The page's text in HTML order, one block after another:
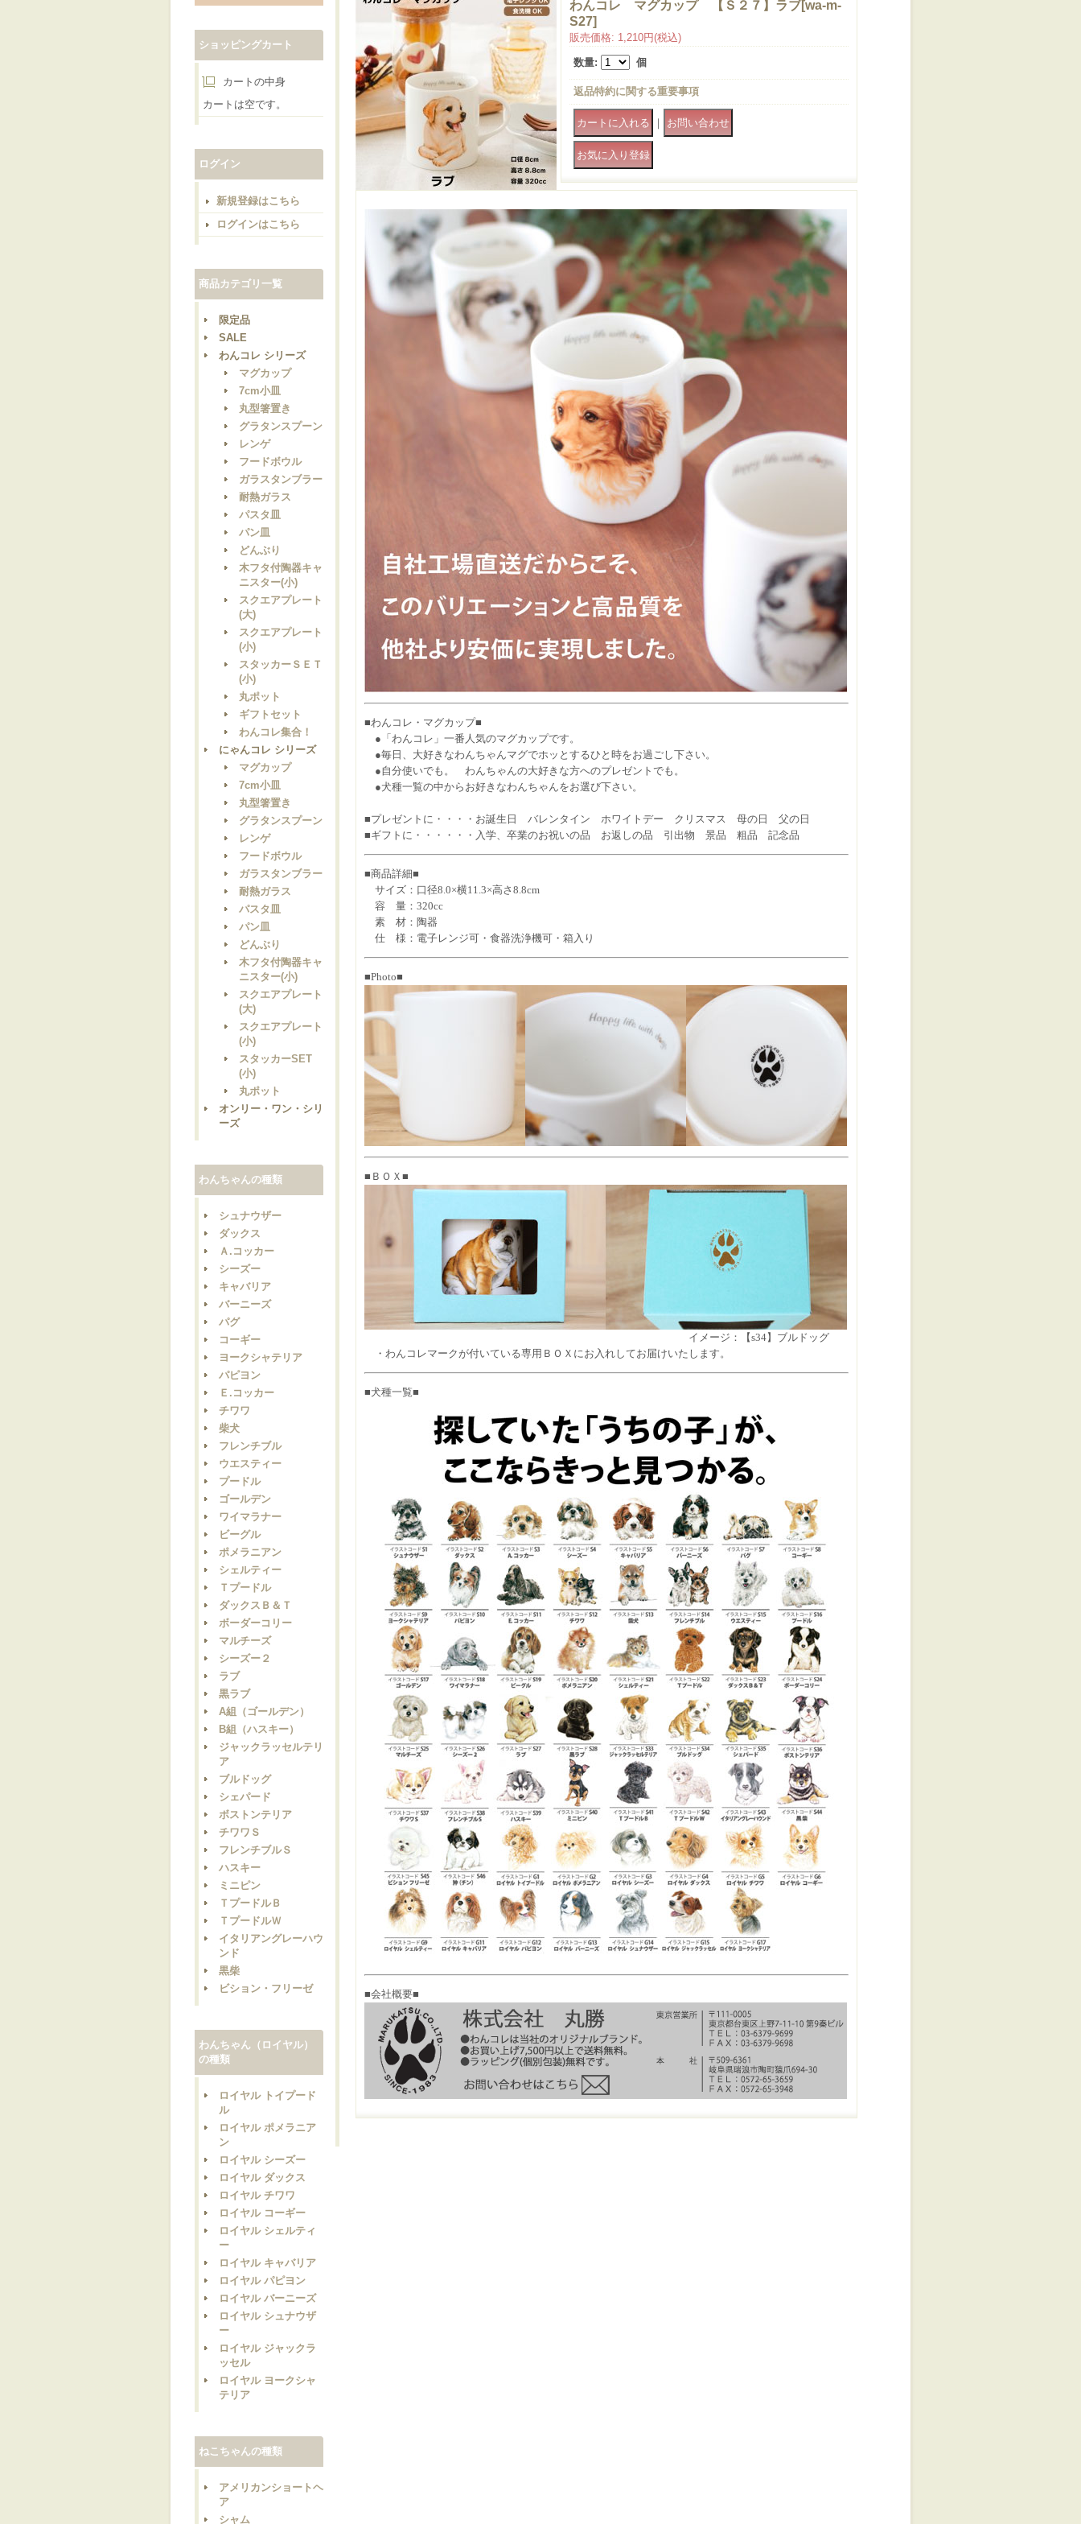
ショッピングカート
カートの中身
カートは空です。
ログイン
新規登録はこちら
ログインはこちら
商品カテゴリ一覧
限定品
SALE
わんコレ シリーズ
マグカップ
7cm小皿
丸型箸置き
グラタンスプーン
レンゲ
フードボウル
ガラスタンブラー
耐熱ガラス
パスタ皿
パン皿
どんぶり
木フタ付陶器キャ
ニスター(小)
スクエアプレート
(大)
スクエアプレート
(小)
スタッカーＳＥＴ
(小)
丸ポット
ギフトセット
わんコレ集合！
にゃんコレ シリーズ
マグカップ
7cm小皿
丸型箸置き
グラタンスプーン
レンゲ
フードボウル
ガラスタンブラー
耐熱ガラス
パスタ皿
パン皿
どんぶり
木フタ付陶器キャ
ニスター(小)
スクエアプレート
(大)
スクエアプレート
(小)
スタッカーSET
(小)
丸ポット
オンリー・ワン・シリ
ーズ
わんちゃんの種類
シュナウザー
ダックス
Ａ.コッカー
シーズー
キャバリア
バーニーズ
パグ
コーギー
ヨークシャテリア
パピヨン
Ｅ.コッカー
チワワ
柴犬
フレンチブル
ウエスティー
プードル
ゴールデン
ワイマラナー
ビーグル
ポメラニアン
シェルティー
Ｔプードル
ダックスＢ＆Ｔ
ボーダーコリー
マルチーズ
シーズー２
ラブ
黒ラブ
A組（ゴールデン）
B組（ハスキー）
ジャックラッセルテリ
ア
ブルドッグ
シェパード
ボストンテリア
チワワＳ
フレンチブルＳ
ハスキー
ミニピン
ＴプードルＢ
ＴプードルＷ
イタリアングレーハウ
ンド
黒柴
ビション・フリーゼ
わんちゃん（ロイヤル）
の種類
ロイヤル トイプード
ル
ロイヤル ポメラニア
ン
ロイヤル シーズー
ロイヤル ダックス
ロイヤル チワワ
ロイヤル コーギー
ロイヤル シェルティ
ー
ロイヤル キャバリア
ロイヤル パピヨン
ロイヤル バーニーズ
ロイヤル シュナウザ
ー
ロイヤル ジャックラ
ッセル
ロイヤル ヨークシャ
テリア
ねこちゃんの種類
アメリカンショートヘ
ア
シャム
わんコレ マグカップ 【Ｓ２７】ラブ[wa-m-
S27]
販売価格: 1,210円(税込)
数量: 個
返品特約に関する重要事項
｜
■わんコレ・マグカップ■
●「わんコレ」一番人気のマグカップです。
●毎日、大好きなわんちゃんマグでホッとするひと時をお過ごし下さい。
●自分使いでも。 わんちゃんの大好きな方へのプレゼントでも。
●犬種一覧の中からお好きなわんちゃんをお選び下さい。
■プレゼントに・・・・お誕生日 バレンタイン ホワイトデー クリスマス 母の日 父の日
■ギフトに・・・・・・入学、卒業のお祝いの品 お返しの品 引出物 景品 粗品 記念品
■商品詳細■
サイズ：口径8.0×横11.3×高さ8.8cm
容 量：320cc
素 材：陶器
仕 様：電子レンジ可・食器洗浄機可・箱入り
■Photo■
■ＢＯＸ■
イメージ：【s34】ブルドッグ
・わんコレマークが付いている専用ＢＯＸにお入れしてお届けいたします。
■犬種一覧■
■会社概要■